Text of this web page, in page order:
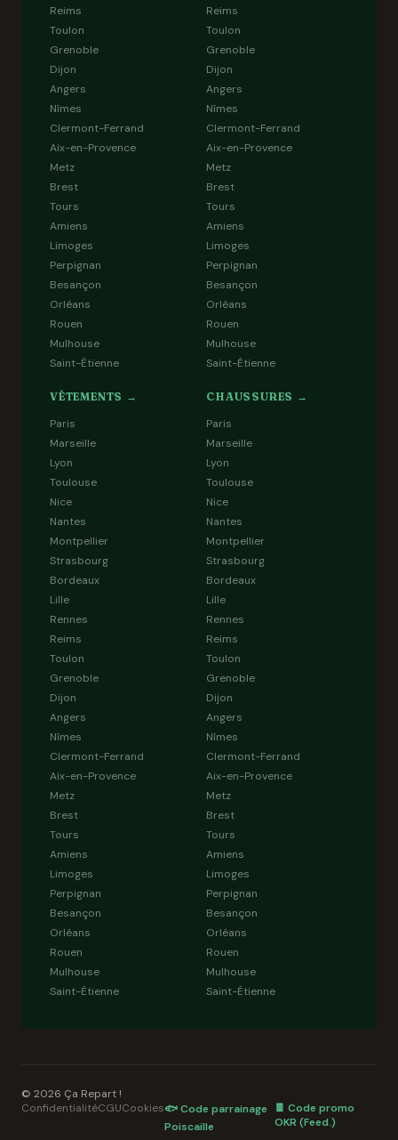
Reims
Toulon
Grenoble
Dijon
Angers
Nîmes
Clermont-Ferrand
Aix-en-Provence
Metz
Brest
Tours
Amiens
Limoges
Perpignan
Besançon
Orléans
Rouen
Mulhouse
Saint-Étienne
Reims
Toulon
Grenoble
Dijon
Angers
Nîmes
Clermont-Ferrand
Aix-en-Provence
Metz
Brest
Tours
Amiens
Limoges
Perpignan
Besançon
Orléans
Rouen
Mulhouse
Saint-Étienne
VÊTEMENTS →
Paris
Marseille
Lyon
Toulouse
Nice
Nantes
Montpellier
Strasbourg
Bordeaux
Lille
Rennes
Reims
Toulon
Grenoble
Dijon
Angers
Nîmes
Clermont-Ferrand
Aix-en-Provence
Metz
Brest
Tours
Amiens
Limoges
Perpignan
Besançon
Orléans
Rouen
Mulhouse
Saint-Étienne
CHAUSSURES →
Paris
Marseille
Lyon
Toulouse
Nice
Nantes
Montpellier
Strasbourg
Bordeaux
Lille
Rennes
Reims
Toulon
Grenoble
Dijon
Angers
Nîmes
Clermont-Ferrand
Aix-en-Provence
Metz
Brest
Tours
Amiens
Limoges
Perpignan
Besançon
Orléans
Rouen
Mulhouse
Saint-Étienne
© 2026 Ça Repart !
ConfidentialitéCGUCookies🐟 Code parrainage
Poiscaille
🍫 Code promo
OKR (Feed.)